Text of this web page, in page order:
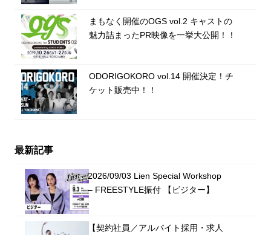
まもなく開催のOGS vol.2 キャストの
魅力詰まったPR映像を一挙大公開！！
ODORIGOKORO vol.14 開催決定！チ
ケット販売中！！
最新記事
2026/09/03 Lien Special Workshop
– FREESTYLE振付 【ビジター】
【契約社員／アルバイト採用・求人